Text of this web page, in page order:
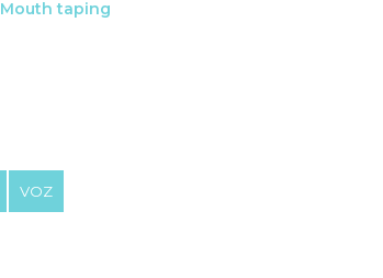
Mouth taping
VOZ